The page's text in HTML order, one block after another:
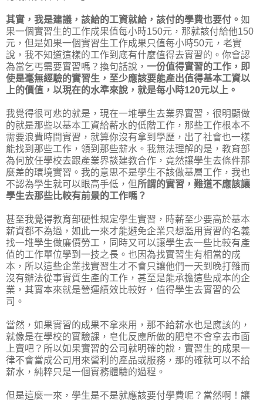
其實，我是建議，該給的工資就給，該付的學費也要付。 如
果一個實習生的工作成果值每小時150元，那就該付給他150
元，但是如果一個實習生工作成果只值每小時50元，老實
說，我不知道這樣的工作到底有什麼值得去實習的。你會認
為當乞丐需要實習嗎？換句話說， 一份值得實習的工作，即
使是毫無經驗的實習生，至少應該要能產出值得基本工資以
上的價值，以現在的水準來說，就是每小時120元以上。
我覺得很可悲的就是，現在一堆學生去業界實習，很明顯做
的就是那些以基本工資給薪水的低階工作，那些工作根本不
需要浪費時間實習，就算你沒有拿到學歷，出了社會也一樣
能找到那些工作，領到那些薪水。我無法理解的是，教育部
為何放任學校去跟產業界談建教合作，竟然讓學生去條件那
麼差的環境實習。我的意思不是學生不該做基層工作，我也
不認為學生就可以眼高手低，但所謂的實習，難道不應該讓
學生去那些比較有前景的工作嗎？
甚至我覺得教育部硬性規定學生實習，時薪至少要高於基本
薪資都不為過，如此一來才能避免企業只想濫用實習的名義
找一堆學生做廉價勞工，同時又可以讓學生去一些比較有產
值的工作單位學到一技之長。也因為找實習生有相當的成
本，所以這些企業找實習生才不會只讓他們一天到晚打雜而
沒有辦法從事實質生產的工作，甚至是能承擔這些成本的企
業，其實本來就是營運績效比較好，值得學生去實習的公
司。
當然，如果實習的成果不拿來用，那不給薪水也是應該的，
就像是在學校的實驗課，皂化反應所做的肥皂不會拿去市面
上賣吧？所以如果實習的公司就明確的說，實習生的成果一
律不會當成公司用來營利的產品或服務，那的確就可以不給
薪水，純粹只是一個實務體驗的過程。
但是這麼一來，學生是不是就應該要付學費呢？當然啊！讓